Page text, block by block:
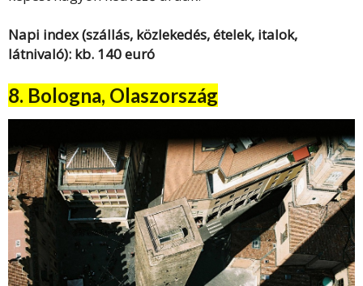
Napi index (szállás, közlekedés, ételek, italok,
látnivaló): kb. 140 euró
8. Bologna, Olaszország